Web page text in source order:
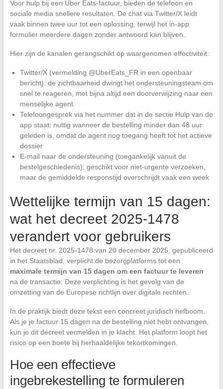
Voor hulp bij een Uber Eats-factuur, bieden de telefoon en
sociale media snellere resultaten. De chat via Twitter/X leidt
vaak binnen twee uur tot een oplossing, terwijl het in-app
formulier meerdere dagen zonder antwoord kan blijven.
Hier zijn de kanalen gerangschikt op waargenomen effectiviteit:
Twitter/X (vermelding @UberEats_FR in een openbaar
bericht): de zichtbaarheid dwingt het ondersteuningsteam om
snel te reageren, met bijna altijd een doorverwijzing naar een
menselijke agent
Telefoongesprek via het nummer dat in de sectie Hulp van de
app staat: nuttig wanneer de bestelling minder dan 48 uur
geleden is, omdat de agent nog toegang heeft tot het actieve
dossier
E-mail naar de ondersteuning (toegankelijk vanuit de
bestelgeschiedenis): geschikt voor niet-urgente verzoeken,
maar de gemiddelde responstijd overschrijdt vaak een week
Wettelijke termijn van 15 dagen:
wat het decreet 2025-1478
verandert voor gebruikers
Het decreet nr. 2025-1478 van 20 december 2025, gepubliceerd
in het Staatsblad, verplicht de bezorgplatforms tot een
maximale termijn van 15 dagen om een factuur te leveren
na de transactie. Deze verplichting is het gevolg van de
omzetting van de Europese richtlijn over digitale rechten.
In de praktijk biedt deze tekst een concreet juridisch hefboom.
Als je je factuur 15 dagen na de bestelling niet hebt ontvangen,
kun je dit decreet vermelden in je klacht. Het platform loopt het
risico op een boete bij herhaaldelijke tekortkomingen.
Hoe een effectieve
ingebrekestelling te formuleren